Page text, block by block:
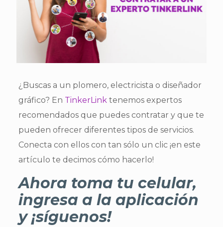
¿Buscas a un plomero, electricista o diseñador
gráfico? En TinkerLinktenemos expertos
recomendados que puedes contratar y que te
pueden ofrecer diferentes tipos de servicios.
Conecta con ellos con tan sólo un clic ¡en este
artículo te decimos cómo hacerlo!
Ahora toma tu celular,
ingresa a la aplicación
y ¡síguenos!